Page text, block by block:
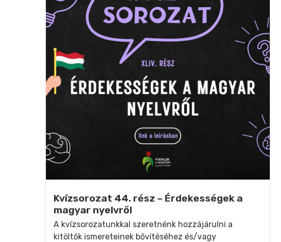
Kvízsorozat 44. rész – Érdekességek a
magyar nyelvről
A kvízsorozatunkkal szeretnénk hozzájárulni a
kitöltők ismereteinek bővítéséhez és/vagy